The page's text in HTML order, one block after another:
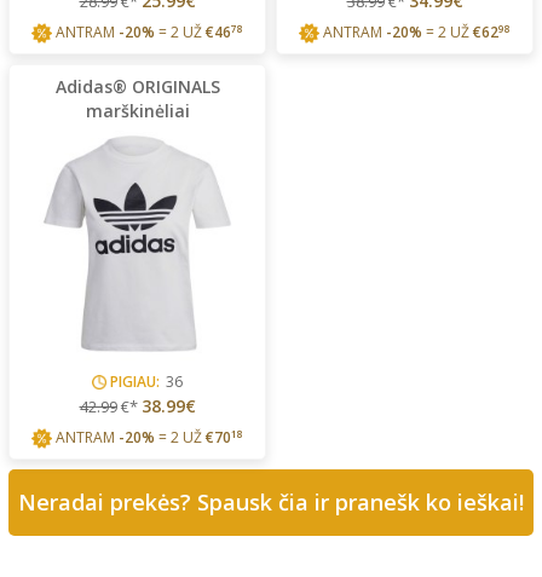
ANTRAM -20% = 2 UŽ€4678 ANTRAM -20% = 2 UŽ€6298
Adidas® ORIGINALS
marškinėliai
PIGIAU: 36
42.99€* 38.99€
ANTRAM -20% = 2 UŽ€7018
Neradai prekės? Spausk čia ir pranešk ko ieškai!